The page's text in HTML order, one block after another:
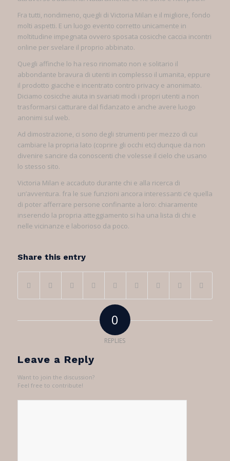
Fra tutti, nondimeno, quegli di Victoria Milan e il migliore, fondo
molti aspetti. E un luogo evento corretto unicamente in
moltitudine impegnata ovvero sposata cosicche caccia incontri
online per svelare il proprio abbinato.
Quegli affinche lo ha reso rinomato non e solitario il
abbondante bravura di utenti in complesso il umanita, eppure
il prodotto giacche e incentrato contro privacy e anonimato.
Diciamo cosicche aiuta in svariati modi i propri utenti a non
trasformarsi catturare dal fidanzato e anche avere luogo
anonimi sul web.
Ad dimostrazione, ci sono degli strumenti per mezzo di cui
cambiare la propria lato (coprire gli occhi etc) dunque da non
divenire sancire da conoscenti che volesse il cielo che usano
lo stesso sito.
Victoria Milan e accaduto durante chi e alla ricerca di
un’avventura. fra le sue funzioni ancora interessanti c’e quella
di poter afferrare persone confinante a loro: chiaramente
inserendo la propria atteggiamento si ha una lista di chi e
nelle vicinanze e laborioso da poco.
Share this entry
0
REPLIES
Leave a Reply
Want to join the discussion?
Feel free to contribute!